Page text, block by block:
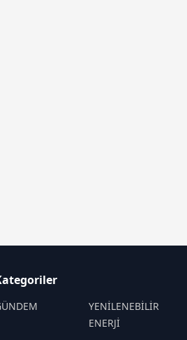
YENİLENEBİLİR
ENERJİ